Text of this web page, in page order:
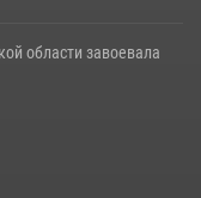
области завоевала